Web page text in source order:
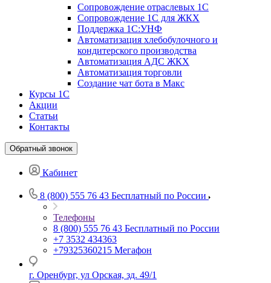
Сопровождение отраслевых 1С
Сопровождение 1С для ЖКХ
Поддержка 1С:УНФ
Автоматизация хлебобулочного и
кондитерского производства
Автоматизация АДС ЖКХ
Автоматизация торговли
Создание чат бота в Макс
Курсы 1С
Акции
Статьи
Контакты
Обратный звонок
Кабинет
8 (800) 555 76 43 Бесплатный по России
Телефоны
8 (800) 555 76 43 Бесплатный по России
+7 3532 434363
+79325360215 Мегафон
г. Оренбург, ул Орская, зд. 49/1